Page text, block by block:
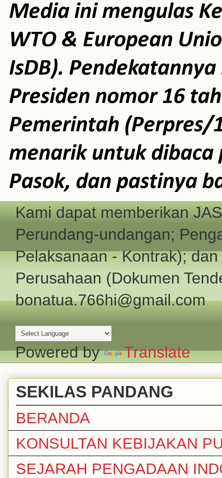
Media ini mengulas
WTO & European
IsDB).
Presiden nomor 16
Pemerintah (Perpres/
menarik untuk dibaca
Pasok, dan pastinya
Kami dapat memberikan
Perundang-undangan;
Pelaksanaan - Kontrak);
Perusahaan (Dokumen
bonatua.766hi@gmail.com
Powered by Translate
SEKILAS PANDANG
BERANDA
KONSULTAN KEBIJAKAN
SEJARAH PENGADAAN